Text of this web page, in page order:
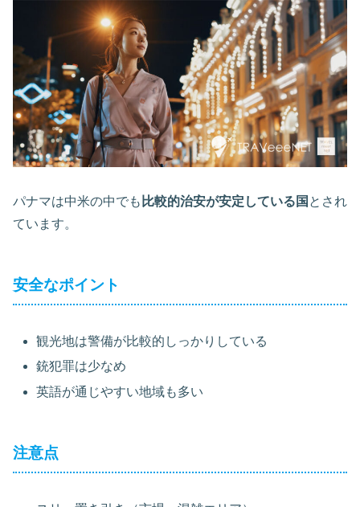
パナマは中米の中でも 比較的治安が安定している国 とされ
ています。
安全なポイント
観光地は警備が比較的しっかりしている
銃犯罪は少なめ
英語が通じやすい地域も多い
注意点